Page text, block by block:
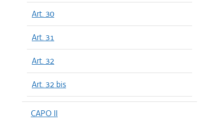
Art. 30
Art. 31
Art. 32
Art. 32 bis
CAPO II